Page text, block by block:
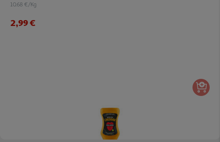
10.68 €/Kg
2,99 €